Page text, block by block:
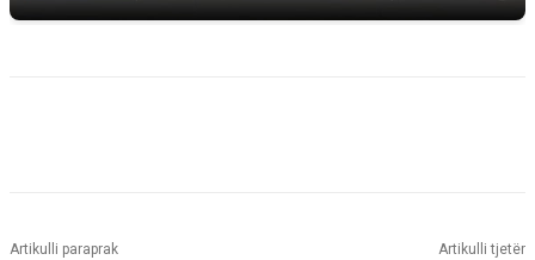
Artikulli paraprak Artikulli tjetër